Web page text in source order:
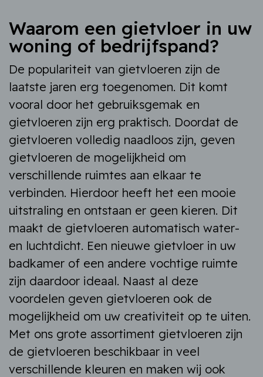
Waarom een gietvloer in uw
woning of bedrijfspand?
De populariteit van gietvloeren zijn de
laatste jaren erg toegenomen. Dit komt
vooral door het gebruiksgemak en
gietvloeren zijn erg praktisch. Doordat de
gietvloeren volledig naadloos zijn, geven
gietvloeren de mogelijkheid om
verschillende ruimtes aan elkaar te
verbinden. Hierdoor heeft het een mooie
uitstraling en ontstaan er geen kieren. Dit
maakt de gietvloeren automatisch water-
en luchtdicht. Een nieuwe gietvloer in uw
badkamer of een andere vochtige ruimte
zijn daardoor ideaal. Naast al deze
voordelen geven gietvloeren ook de
mogelijkheid om uw creativiteit op te uiten.
Met ons grote assortiment gietvloeren zijn
de gietvloeren beschikbaar in veel
verschillende kleuren en maken wij ook